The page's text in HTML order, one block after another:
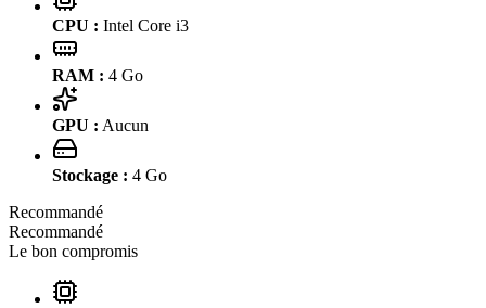
CPU : Intel Core i3
RAM : 4 Go
GPU : Aucun
Stockage : 4 Go
Recommandé
Recommandé
Le bon compromis